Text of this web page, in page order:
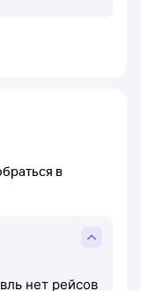
в
нет рейсов